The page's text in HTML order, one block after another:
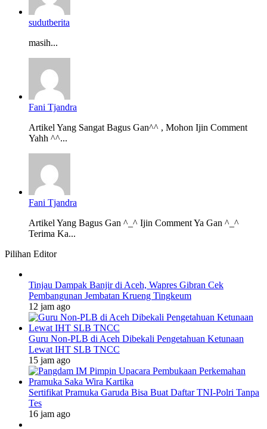
sudutberita
masih...
Fani Tjandra
Artikel Yang Sangat Bagus Gan^^ , Mohon Ijin Comment
Yahh ^^...
Fani Tjandra
Artikel Yang Bagus Gan ^_^ Ijin Comment Ya Gan ^_^
Terima Ka...
Pilihan Editor
Tinjau Dampak Banjir di Aceh, Wapres Gibran Cek
Pembangunan Jembatan Krueng Tingkeum
12 jam ago
Guru Non-PLB di Aceh Dibekali Pengetahuan Ketunaan
Lewat IHT SLB TNCC
15 jam ago
Sertifikat Pramuka Garuda Bisa Buat Daftar TNI-Polri Tanpa
Tes
16 jam ago